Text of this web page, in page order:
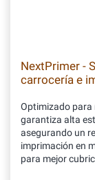
NextPrimer -
carrocería e
Optimizado para
garantiza alta
asegurando un
imprimación en
para mejor